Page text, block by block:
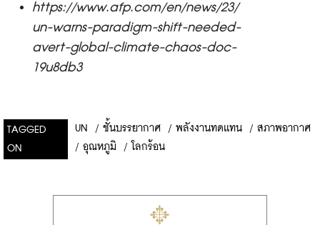
https://www.afp.com/en/news/23/
un-warns-paradigm-shift-needed-
avert-global-climate-chaos-doc-
19u8db3
TAGGED
ON
UN / ชั้นบรรยากาศ / พลังงานทดเเทน / สภาพอากาศ
/ อุณหภูมิ / โลกร้อน